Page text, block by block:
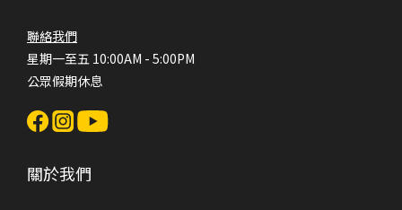
聯絡我們
星期一至五 10:00AM - 5:00PM
公眾假期休息
關於我們